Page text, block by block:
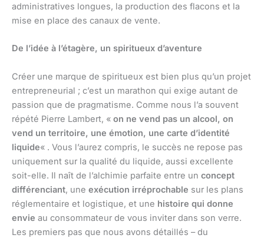
administratives longues, la production des flacons et la
mise en place des canaux de vente.
De l’idée à l’étagère, un spiritueux d’aventure
Créer une marque de spiritueux est bien plus qu’un projet
entrepreneurial ; c’est un marathon qui exige autant de
passion que de pragmatisme. Comme nous l’a souvent
répété Pierre Lambert, « on ne vend pas un alcool, on
vend un territoire, une émotion, une carte d’identité
liquide« . Vous l’aurez compris, le succès ne repose pas
uniquement sur la qualité du liquide, aussi excellente
soit-elle. Il naît de l’alchimie parfaite entre un concept
différenciant, une exécution irréprochable sur les plans
réglementaire et logistique, et une histoire qui donne
envie au consommateur de vous inviter dans son verre.
Les premiers pas que nous avons détaillés – du